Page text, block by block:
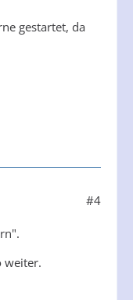
gestartet, da
#4
weiter.